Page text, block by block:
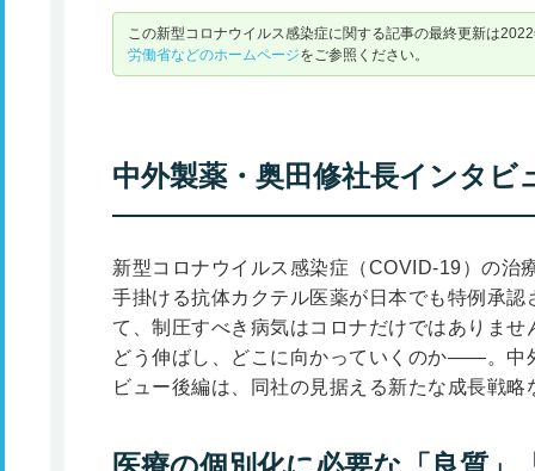
この新型コロナウイルス感染症に関する記事の最終更新は
労働省などのホームページをご参照ください。
中外製薬・奥田修社長インタビ
新型コロナウイルス感染症（COVID-19）の治
手掛ける抗体カクテル医薬が日本でも特例承
て、制圧すべき病気はコロナだけではありま
どう伸ばし、どこに向かっていくのか――。中
ビュー後編は、同社の見据える新たな成長戦